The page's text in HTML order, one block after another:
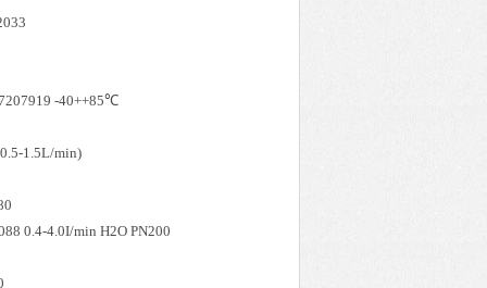
-40++85℃
1.5L/min)
0.4-4.0I/min H2O PN200